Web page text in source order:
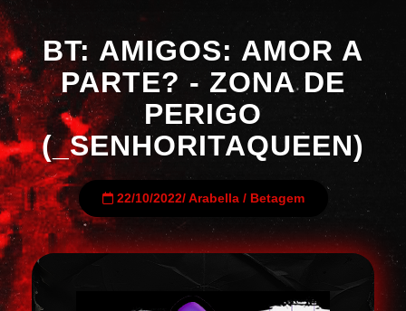
BT: AMIGOS: AMOR A
PARTE? - ZONA DE
PERIGO
(_SENHORITAQUEEN)
22/10/2022/ Arabella/ Betagem